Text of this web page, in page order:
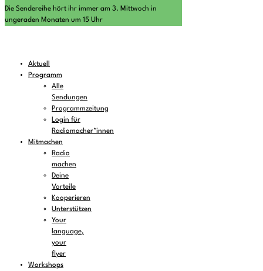
Die Sendereihe hört ihr immer am 3. Mittwoch in
ungeraden Monaten um 15 Uhr
Aktuell
Programm
Alle
Sendungen
Programmzeitung
Login für
Radiomacher*innen
Mitmachen
Radio
machen
Deine
Vorteile
Kooperieren
Unterstützen
Your
language,
your
flyer
Workshops